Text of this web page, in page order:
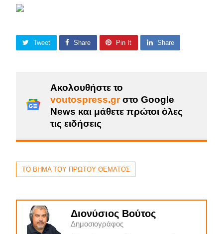
Tweet Share Pin It Share
Ακολουθήστε το
voutospress.grστο Google
News και μάθετε πρώτοι όλες
τις ειδήσεις
ΤΟ ΒΗΜΑ ΤΟΥ ΠΡΩΤΟΥ ΘΕΜΑΤΟΣ
Διονύσιος Βούτος
Δημοσιογράφος